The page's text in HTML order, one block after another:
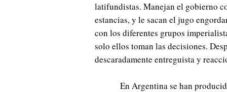
latifundistas. Manejan el gobierno
estancias, y le sacan el jugo
con los diferentes grupos
solo ellos toman las decisiones.
descaradamente entreguista y
En Argentina se han